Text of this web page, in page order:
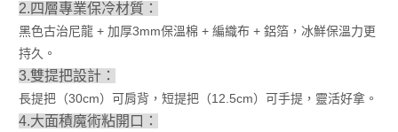
2.四層專業保冷材質：
黑色古治尼龍 + 加厚3mm保溫棉 + 編織布 + 鋁箔，冰鮮保溫力更
持久。
3.雙提把設計：
長提把（30cm）可肩背，短提把（12.5cm）可手提，靈活好拿。
4.大面積魔術粘開口：